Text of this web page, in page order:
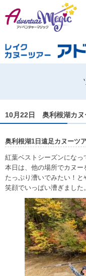
10月22日 奥利根湖カヌ
奥利根湖1日遠足カヌーツ
紅葉ベストシーズンになっ
本日は、他の場所でカヌー
たっぷり漕いでみたい！と
笑顔でいっぱい漕ぎました。